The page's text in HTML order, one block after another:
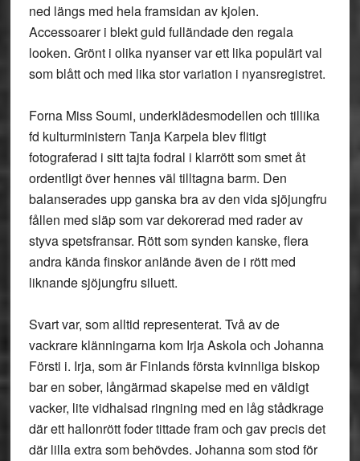
ned längs med hela framsidan av kjolen.
Accessoarer i blekt guld fulländade den regala
looken. Grönt i olika nyanser var ett lika populärt val
som blått och med lika stor variation i nyansregistret.
Forna Miss Soumi, underklädesmodellen och tillika
fd kulturministern Tanja Karpela blev flitigt
fotograferad i sitt tajta fodral i klarrött som smet åt
ordentligt över hennes väl tilltagna barm. Den
balanserades upp ganska bra av den vida sjöjungfru
fållen med släp som var dekorerad med rader av
styva spetsfransar. Rött som synden kanske, flera
andra kända finskor anlände även de i rött med
liknande sjöjungfru siluett.
Svart var, som alltid representerat. Två av de
vackrare klänningarna kom Irja Askola och Johanna
Försti i. Irja, som är Finlands första kvinnliga biskop
bar en sober, långärmad skapelse med en väldigt
vacker, lite vidhalsad ringning med en låg stådkrage
där ett hallonrött foder tittade fram och gav precis det
där lilla extra som behövdes. Johanna som stod för